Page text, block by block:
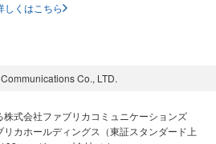
しくはこちら
Co., LTD.
株式会社ファブリカコミュニケーションズ
カホールディングス（東証スタンダード上